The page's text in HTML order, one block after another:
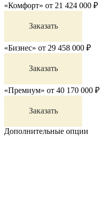
«Комфорт» от 21 424 000 ₽
Заказать
«Бизнес» от 29 458 000 ₽
Заказать
«Премиум» от 40 170 000 ₽
Заказать
Дополнительные опции